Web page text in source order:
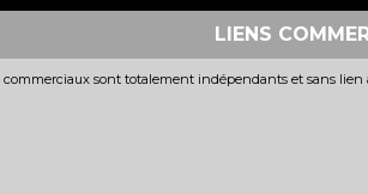
LIENS
commerciaux sont totalement indépendants et sans